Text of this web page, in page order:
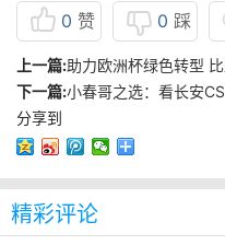
0 赞 0 踩
上一篇:助力欧洲杯绿色转型
下一篇:小春哥之选：看长安
分享到
精彩评论